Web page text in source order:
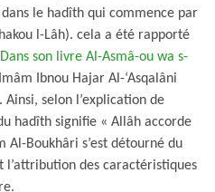
le hadîth qui commence par
Dans son livre Al-Asmâ-ou wa s-
Ibnou Hajar Al-‘Asqalâni
]. Ainsi, selon l’explication de
hadîth signifie « Allâh accorde
Al-Boukhâri s’est détourné du
des caractéristiques